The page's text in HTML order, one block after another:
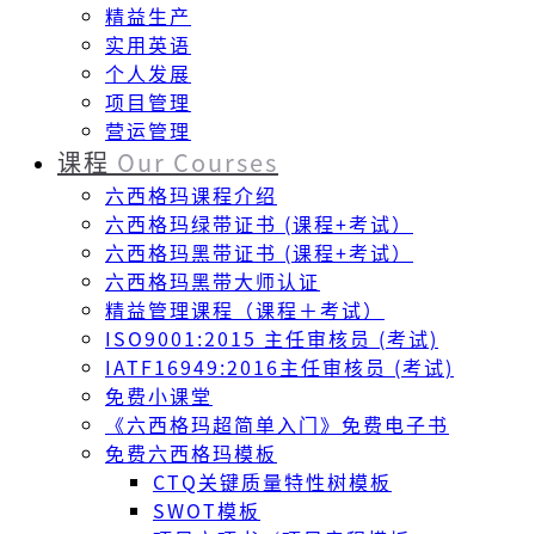
精益生产
实用英语
个人发展
项目管理
营运管理
课程 Our Courses
六西格玛课程介绍
六西格玛绿带证书 (课程+考试）
六西格玛黑带证书 (课程+考试）
六西格玛黑带大师认证
精益管理课程（课程＋考试）
ISO9001:2015 主任审核员 (考试)
IATF16949:2016主任审核员 (考试)
免费小课堂
《六西格玛超简单入门》免费电子书
免费六西格玛模板
CTQ关键质量特性树模板
SWOT模板